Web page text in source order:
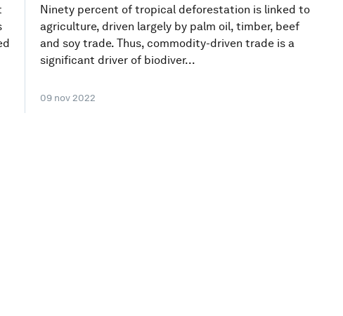
Ninety percent of tropical deforestation is linked to
agriculture, driven largely by palm oil, timber, beef
and soy trade. Thus, commodity-driven trade is a
significant driver of biodiver...
09 nov 2022